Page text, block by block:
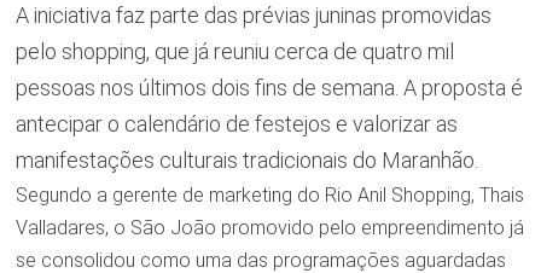
A iniciativa faz parte das prévias juninas promovidas
pelo shopping, que já reuniu cerca de quatro mil
pessoas nos últimos dois fins de semana. A proposta é
antecipar o calendário de festejos e valorizar as
manifestações culturais tradicionais do Maranhão.
Segundo a gerente de marketing do Rio Anil Shopping, Thais
Valladares, o São João promovido pelo empreendimento já
se consolidou como uma das programações aguardadas